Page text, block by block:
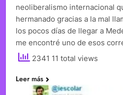
neoliberalismo internacional
hermanado gracias a la mal
los pocos días de llegar a
me encontré uno de esos
2341 11 total views
Leer más